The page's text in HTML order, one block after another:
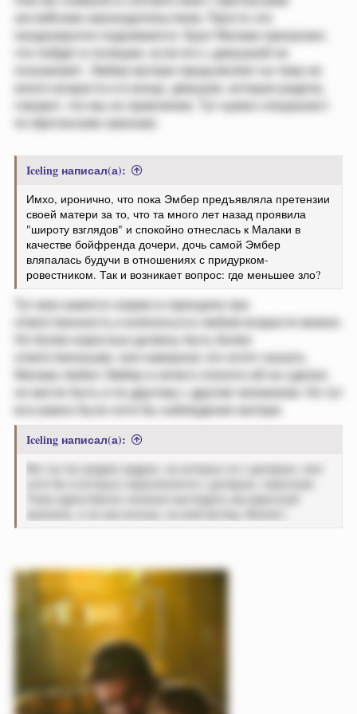
английским законодательством. Просто это
неоднократно поднимается. Брат Малаки пригрозил,
что пойдет в полицию, если его с девушкой не
познакомят. Эмбер матери предъявляет на тему ее
юного возраста и в конце, девушке, которая родила,
говорит, что мы их привлечем. Тут нужен специалист
по британским законам)
Iceling написал(а):
Имхо, иронично, что пока Эмбер предъявляла претензии
своей матери за то, что та много лет назад проявила
"широту взглядов" и спокойно отнеслась к Малаки в
качестве бойфренда дочери, дочь самой Эмбер
вляпалась будучи в отношениях с придурком-
ровестником. Так и возникает вопрос: где меньшее зло?
Тут мне кажется скорее в принципе про
ответственность и вляпаться в любом возрасте можно.
Но более взрослые должны быть более
ответственными, они наверное это хотят сказать.
Малаки любил Эмбер и ничего плохого ей не сделал,
но могло быть и по-другому с другим человеком. Но тут
все равно было хотя бы наблюдение матери.
Iceling написал(а):
Вот на тех редких кадрах, на которых он с дочерью, или
Тома единственно начинал выглядеть как взрослый